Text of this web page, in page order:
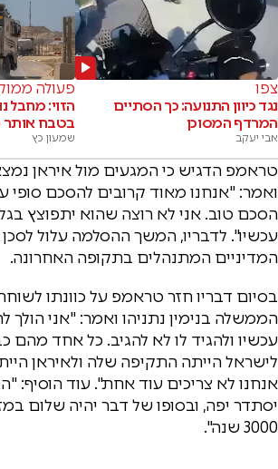
צפו
נגד כיוון התנועה: כך הסתיים
המרדף המסוכן
אבי יעקב
פעולה
הזוי:
בטבח אותר
שמעון כץ
טראמפ הדגיש כי המגעים מול איראן
ואמר: "אנחנו מאוד קרובים להסכם סופי
הסכם טוב. אני לא רוצה שהוא יתפוצץ
עכשיו". לדבריו, המשך ההסלמה עלול
המדיניים המתנהלים בתקופה האחרונה.
בסיום דבריו חזר טראמפ על כוונתו
הממשלה בנימין נתניהו ואמר: "אני הולך
עכשיו ולהגיד לו לא להגיב. כל אחד מהם
לישראל הייתה התקיפה שלה ולאיראן
אנחנו לא צריכים עוד אחת". עוד הוסיף:
יסתדר יפה, ובסופו של דבר יהיה שלום
3000 שנה".